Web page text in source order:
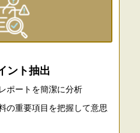
ント抽出
ポートを簡潔に分析
の重要項目を把握して意思